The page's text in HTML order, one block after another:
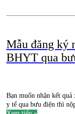
Mẫu đăng ký
BHYT qua
Bạn muốn nhận kết
y tế qua bưu điện thì